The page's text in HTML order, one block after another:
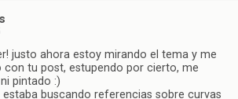
justo ahora estoy mirando el tema y me
con tu post, estupendo por cierto, me
pintado :)
buscando referencias sobre curvas